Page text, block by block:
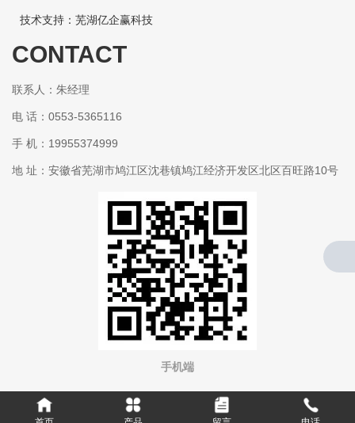
技术支持：芜湖亿企赢科技
CONTACT
联系人：朱经理
电 话：0553-5365116
手 机：19955374999
地 址：安徽省芜湖市鸠江区沈巷镇鸠江经济开发区北区百旺路10号
手机端